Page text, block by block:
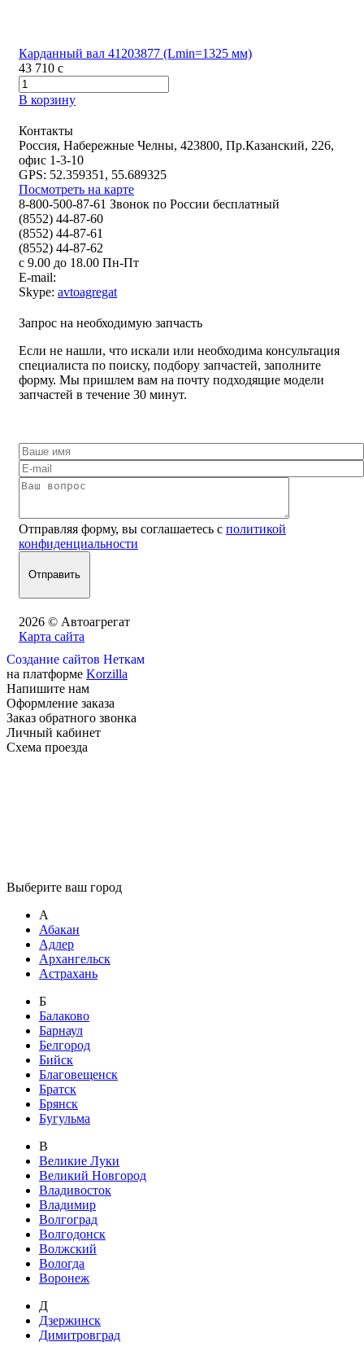
Карданный вал 41203877 (Lmin=1325 мм)
43 710 c
В корзину
Контакты
Россия, Набережные Челны, 423800, Пр.Казанский, 226,
офис 1-3-10
GPS: 52.359351, 55.689325
Посмотреть на карте
8-800-500-87-61 Звонок по России бесплатный
(8552) 44-87-60
(8552) 44-87-61
(8552) 44-87-62
с 9.00 до 18.00 Пн-Пт
E-mail:
Skype: avtoagregat
Запрос на необходимую запчасть
Если не нашли, что искали или необходима консультация
специалиста по поиску, подбору запчастей, заполните
форму. Мы пришлем вам на почту подходящие модели
запчастей в течение 30 минут.
Отправляя форму, вы соглашаетесь с политикой
конфиденциальности
2026 © Автоагрегат
Карта сайта
Создание сайтов Неткам
на платформе Korzilla
Напишите нам
Оформление заказа
Заказ обратного звонка
Личный кабинет
Схема проезда
Выберите ваш город
А
Абакан
Адлер
Архангельск
Астрахань
Б
Балаково
Барнаул
Белгород
Бийск
Благовещенск
Братск
Брянск
Бугульма
В
Великие Луки
Великий Новгород
Владивосток
Владимир
Волгоград
Волгодонск
Волжский
Вологда
Воронеж
Д
Дзержинск
Димитровград